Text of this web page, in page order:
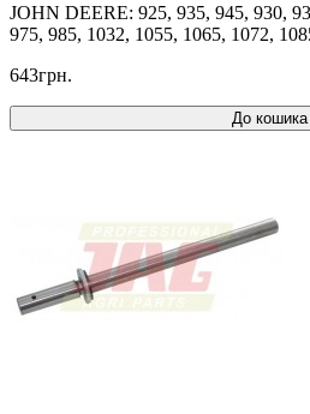
JOHN DEERE: 925, 935, 945, 930,
975, 985, 1032, 1055, 1065, 1072,
643грн.
До кошика